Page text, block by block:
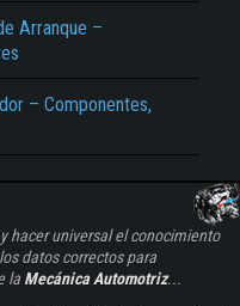
Arranque –
– Componentes,
hacer universal el conocimiento
datos correctos para
la Mecánica Automotriz...